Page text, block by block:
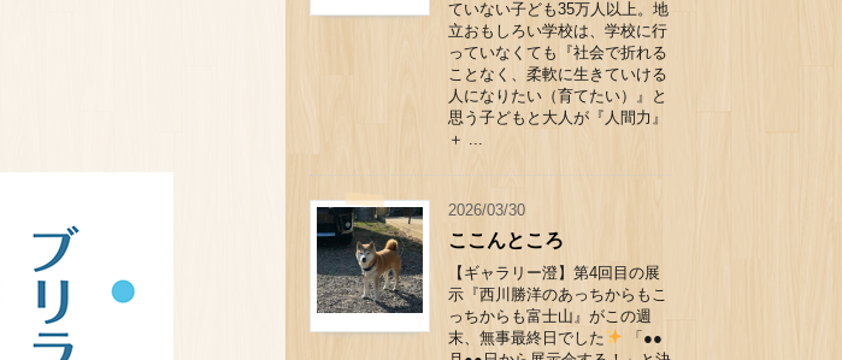
ていない子ども35万人以上。地
立おもしろい学校は、学校に行
っていなくても『社会で折れる
ことなく、柔軟に生きていける
人になりたい（育てたい）』と
思う子どもと大人が『人間力』
＋ ...
2026/03/30
ここんところ
【ギャラリー澄】第4回目の展
示『西川勝洋のあっちからもこ
っちからも富士山』がこの週
末、無事最終日でした
「●●